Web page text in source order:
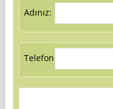
Adınız:
Telefon: